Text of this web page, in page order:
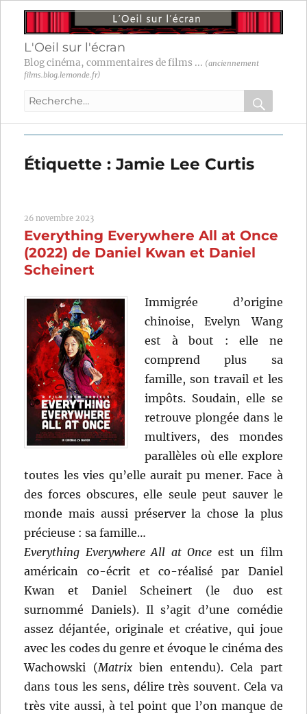
L'Oeil sur l'écran
Blog cinéma, commentaires de films ... (anciennement
films.blog.lemonde.fr)
Recherche
:
OK
Étiquette :Jamie Lee Curtis
26 novembre 2023
Everything Everywhere All at Once
(2022) de Daniel Kwan et Daniel
Scheinert
Immigrée d’origine
chinoise, Evelyn Wang
est à bout : elle ne
comprend plus sa
famille, son travail et les
impôts. Soudain, elle se
retrouve plongée dans le
multivers, des mondes
parallèles où elle explore
toutes les vies qu’elle aurait pu mener. Face à
des forces obscures, elle seule peut sauver le
monde mais aussi préserver la chose la plus
précieuse : sa famille…
Everything Everywhere All at Once est un film
américain co-écrit et co-réalisé par Daniel
Kwan et Daniel Scheinert (le duo est
surnommé Daniels). Il s’agit d’une comédie
assez déjantée, originale et créative, qui joue
avec les codes du genre et évoque le cinéma des
Wachowski (Matrixbien entendu). Cela part
dans tous les sens, délire très souvent. Cela va
très vite aussi, à tel point que l’on manque de